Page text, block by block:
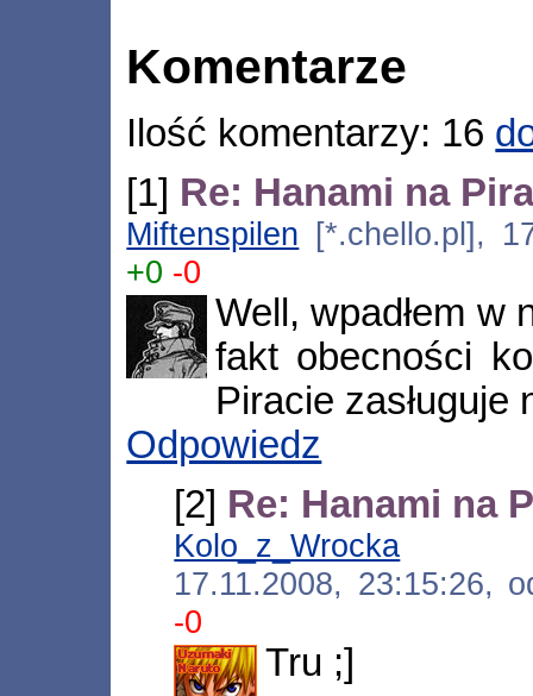
Komentarze
Ilość komentarzy: 16
[1] Re: Hanami na
Miftenspilen [*.chello.pl],
+0 -0
Well, wpadłem w
fakt obecności
Piracie zasługuje
Odpowiedz
[2] Re: Hanami na
Kolo_z_Wrocka
17.11.2008, 23:15:26,
-0
Tru ;]